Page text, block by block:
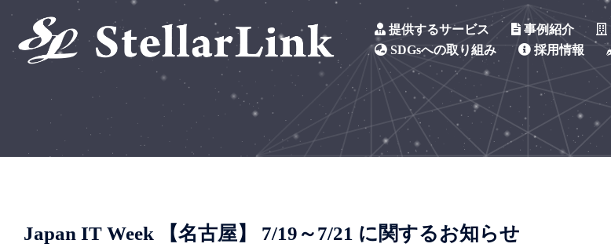
提供するサービス 事例紹介
SDGsへの取り組み
採用情報
Japan IT Week 【名古屋】 7/19～7/21 に関するお知らせ